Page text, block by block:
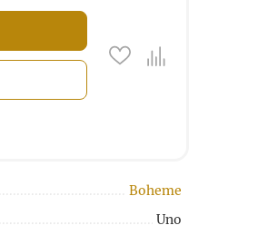
Boheme
Uno